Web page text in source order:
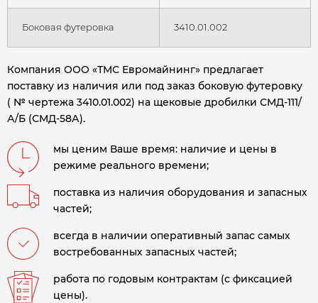
Боковая футеровка 3410.01.002
Компания ООО «ТМС Евромайнинг» предлагает
поставку из наличия или под заказ боковую футеровку
( № чертежа 3410.01.002) на щековые дробилки СМД-111/
А/Б (СМД-58А).
мы ценим Ваше время: наличие и цены в
режиме реального времени;
поставка из наличия оборудования и запасных
частей;
всегда в наличии оперативный запас самых
востребованных запасных частей;
работа по годовым контрактам (с фиксацией
цены).